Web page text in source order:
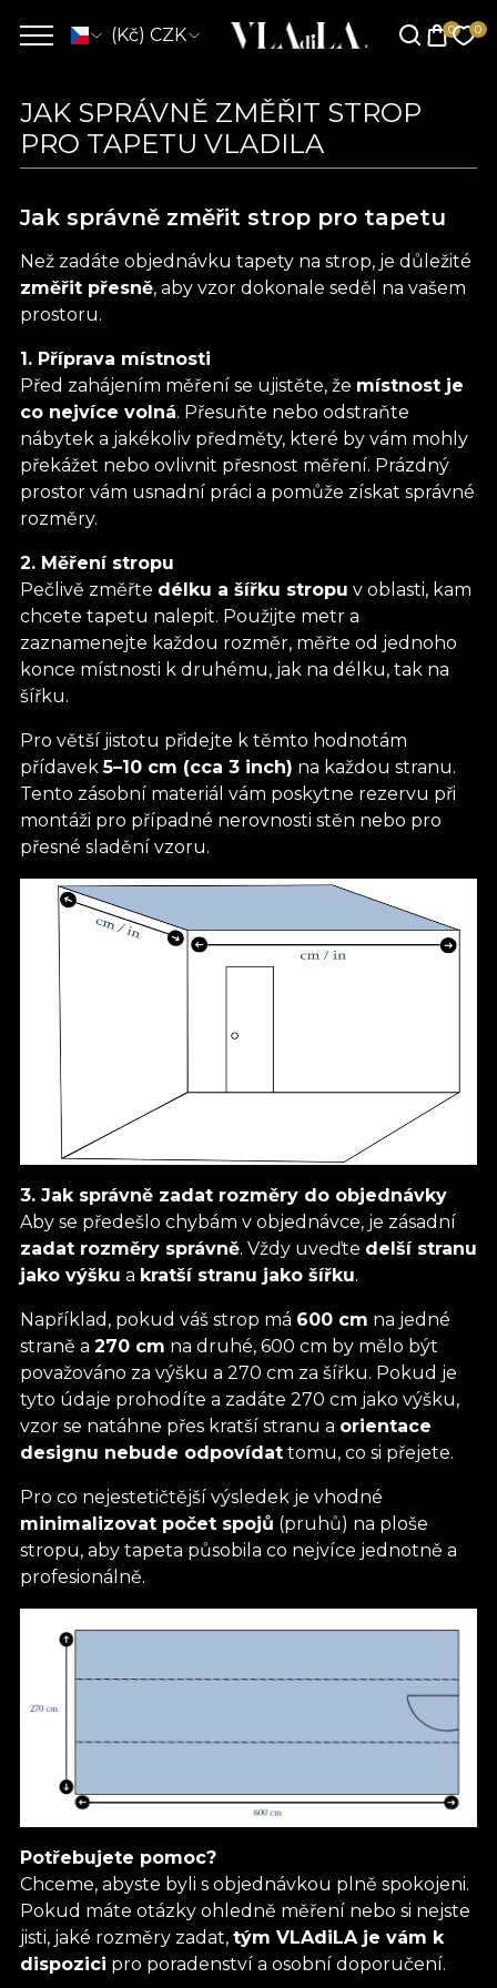
(Kč) CZK
JAK SPRÁVNĚ ZMĚŘIT STROP
PRO TAPETU VLADILA
Jak správně změřit strop pro tapetu
Než zadáte objednávku tapety na strop, je důležité
změřit přesně, aby vzor dokonale seděl na vašem
prostoru.
1. Příprava místnosti
Před zahájením měření se ujistěte, že místnost je
co nejvíce volná. Přesuňte nebo odstraňte
nábytek a jakékoliv předměty, které by vám mohly
překážet nebo ovlivnit přesnost měření. Prázdný
prostor vám usnadní práci a pomůže získat správné
rozměry.
2. Měření stropu
Pečlivě změřte délku a šířku stropu v oblasti, kam
chcete tapetu nalepit. Použijte metr a
zaznamenejte každou rozměr, měřte od jednoho
konce místnosti k druhému, jak na délku, tak na
šířku.
Pro větší jistotu přidejte k těmto hodnotám
přídavek5–10 cm (cca 3 inch) na každou stranu.
Tento zásobní materiál vám poskytne rezervu při
montáži pro případné nerovnosti stěn nebo pro
přesné sladění vzoru.
3. Jak správně zadat rozměry do objednávky
Aby se předešlo chybám v objednávce, je zásadní
zadat rozměry správně. Vždy uveďte delší stranu
jako výšku a kratší stranu jako šířku.
Například, pokud váš strop má 600 cm na jedné
straně a 270 cm na druhé, 600 cm by mělo být
považováno za výšku a 270 cm za šířku. Pokud je
tyto údaje prohodíte a zadáte 270 cm jako výšku,
vzor se natáhne přes kratší stranu a orientace
designu nebude odpovídat tomu, co si přejete.
Pro co nejestetičtější výsledek je vhodné
minimalizovat počet spojů (pruhů) na ploše
stropu, aby tapeta působila co nejvíce jednotně a
profesionálně.
Potřebujete pomoc?
Chceme, abyste byli s objednávkou plně spokojeni.
Pokud máte otázky ohledně měření nebo si nejste
jisti, jaké rozměry zadat, tým VLAdiLA je vám k
dispozici pro poradenství a osobní doporučení.